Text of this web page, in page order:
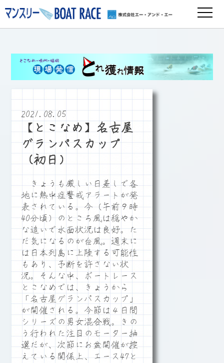
2021.08.05
【とこなめ】名古屋
グランパスカップ
（初日）
きょうも厳しい日差しで各
地に熱中症警戒アラートが発
表されている。今（午前９時
40分頃）のところ風は穏やか
な追いで水面状況は良好。た
だ気になるのが台風。週末に
は日本列島に上陸する可能性
もあり、予断を許さない状
況。そんな中、ボートレース
とこなめでは、きょうから
「名古屋グランパスカップ」
が開催される。今節は４日間
シリーズの男女混合戦。きの
う行われた注目のモーター抽
選だが、次節にお盆開催が控
えている関係上、エース47と